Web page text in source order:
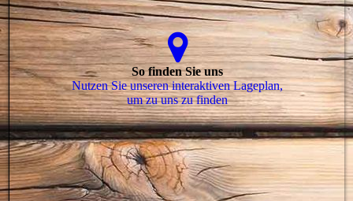
So finden Sie uns
Nutzen Sie unseren interaktiven La­ge­plan,
um zu uns zu finden